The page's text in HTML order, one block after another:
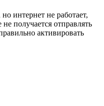
интернет не работает,
получается отправлять
активировать